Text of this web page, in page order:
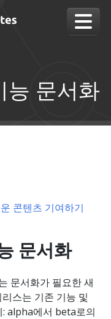
능 문서화
콘텐츠 기여하기
문서화
문서화가 필요한 새
스는 기존 기능 및
: alpha에서 beta로의